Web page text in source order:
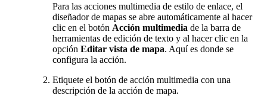
Para las acciones multimedia de estilo de enlace, el
diseñador de mapas se abre automáticamente al hacer
clic en el botón Acción multimedia de la barra de
herramientas de edición de texto y al hacer clic en la
opción Editar vista de mapa. Aquí es donde se
configura la acción.
Etiquete el botón de acción multimedia con una
descripción de la acción de mapa.